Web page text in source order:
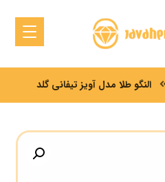
النگو طلا مدل آویز تیفانی گلد